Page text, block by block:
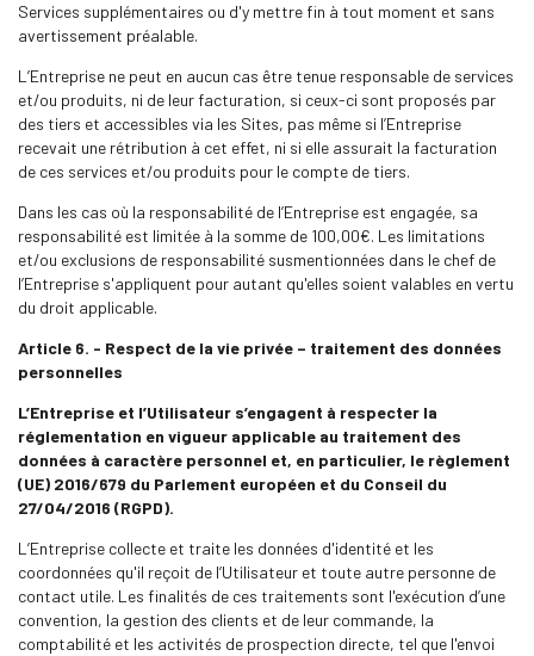
Services supplémentaires ou d'y mettre fin à tout moment et sans
avertissement préalable.
L’Entreprise ne peut en aucun cas être tenue responsable de services
et/ou produits, ni de leur facturation, si ceux-ci sont proposés par
des tiers et accessibles via les Sites, pas même si l’Entreprise
recevait une rétribution à cet effet, ni si elle assurait la facturation
de ces services et/ou produits pour le compte de tiers.
Dans les cas où la responsabilité de l’Entreprise est engagée, sa
responsabilité est limitée à la somme de 100,00€. Les limitations
et/ou exclusions de responsabilité susmentionnées dans le chef de
l’Entreprise s'appliquent pour autant qu'elles soient valables en vertu
du droit applicable.
Article 6. - Respect de la vie privée – traitement des données
personnelles
L’Entreprise et l’Utilisateur s’engagent à respecter la
réglementation en vigueur applicable au traitement des
données à caractère personnel et, en particulier, le règlement
(UE) 2016/679 du Parlement européen et du Conseil du
27/04/2016 (RGPD).
L’Entreprise collecte et traite les données d'identité et les
coordonnées qu'il reçoit de l’Utilisateur et toute autre personne de
contact utile. Les finalités de ces traitements sont l'exécution d’une
convention, la gestion des clients et de leur commande, la
comptabilité et les activités de prospection directe, tel que l'envoi